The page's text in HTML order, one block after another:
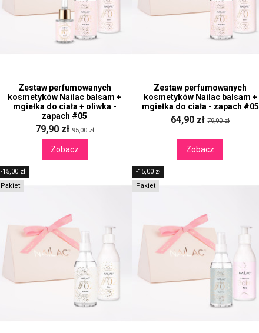
Zestaw perfumowanych
kosmetyków Nailac balsam +
mgiełka do ciała + oliwka -
zapach #05
79,90 zł95,00 zł
Zobacz
Zestaw perfumowanych
kosmetyków Nailac balsam +
mgiełka do ciała - zapach #05
64,90 zł79,90 zł
Zobacz
-15,00 zł
Pakiet
-15,00 zł
Pakiet